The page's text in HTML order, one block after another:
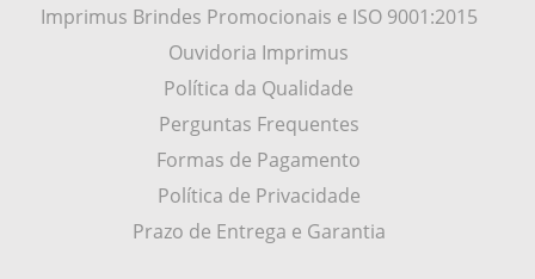
Imprimus Brindes Promocionais e ISO 9001:2015
Ouvidoria Imprimus
Política da Qualidade
Perguntas Frequentes
Formas de Pagamento
Política de Privacidade
Prazo de Entrega e Garantia